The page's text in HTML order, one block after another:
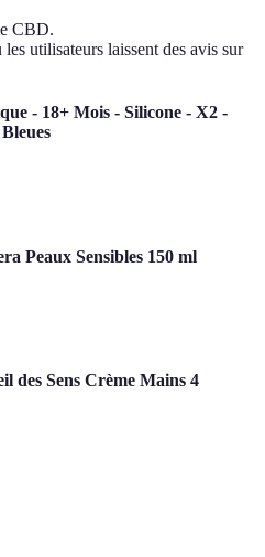
CBD.
utilisateurs laissent des avis sur
- 18+ Mois - Silicone - X2 -
Peaux Sensibles 150 ml
des Sens Crème Mains 4